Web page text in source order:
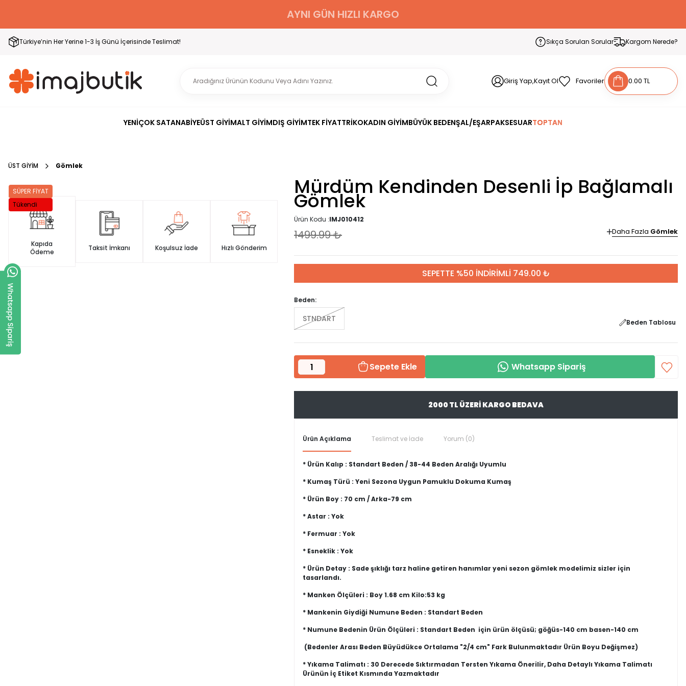
AYNI GÜN HIZLI KARGO
Türkiye’nin Her Yerine 1-3 İş Günü İçerisinde Teslimat! Sıkça Sorulan Sorular Kargom Nerede?
Giriş Yap,Kayıt Ol Favoriler 0.00 TL
YENİÇOK SATANABİYEÜST GİYİMALT GİYİMDIŞ GİYİMTEK FİYATTRİKOKADIN GİYİMBÜYÜK BEDENŞAL/EŞARPAKSESUARTOPTAN
ÜST GİYİM Gömlek
SÜPER FİYAT
Tükendi
Kapıda
Ödeme
Taksit İmkanı Koşulsuz İade Hızlı Gönderim
Mürdüm Kendinden Desenli İp Bağlamalı
Gömlek
Ürün Kodu :IMJ010412
1499.99₺ Daha Fazla Gömlek
SEPETTE %50 İNDİRİMLİ 749.00 ₺
Beden:
STNDART Beden Tablosu
Sepete Ekle Whatsapp Sipariş
2000 TL ÜZERİ KARGO BEDAVA
Ürün Açıklama Teslimat ve İade Yorum (0)
* Ürün Kalıp : Standart Beden / 38-44 Beden Aralığı Uyumlu
* Kumaş Türü : Yeni Sezona Uygun Pamuklu Dokuma Kumaş
* Ürün Boy : 70 cm / Arka-79 cm
* Astar : Yok
* Fermuar : Yok
* Esneklik : Yok
* Ürün Detay : Sade şıklığı tarz haline getiren hanımlar yeni sezon gömlek modelimiz sizler için
tasarlandı.
* Manken Ölçüleri : Boy 1.68 cm Kilo:53 kg
* Mankenin Giydiği Numune Beden : Standart Beden
* Numune Bedenin Ürün Ölçüleri : Standart Beden için ürün ölçüsü; göğüs-140 cm basen-140 cm
(Bedenler Arası Beden Büyüdükce Ortalama "2/4 cm" Fark Bulunmaktadır Ürün Boyu Değişmez)
* Yıkama Talimatı : 30 Derecede Sıktırmadan Tersten Yıkama Önerilir, Daha Detaylı Yıkama Talimatı
Ürünün İç Etiket Kısmında Yazmaktadır